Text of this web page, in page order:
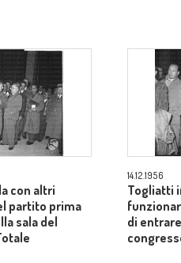
con altri
partito prima
sala del
14.12.1956
Togliatti
di